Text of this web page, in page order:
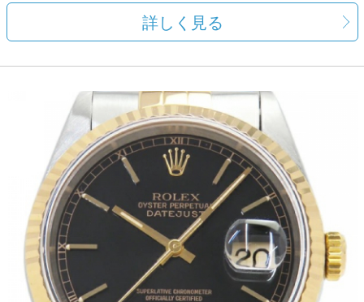
詳しく見る